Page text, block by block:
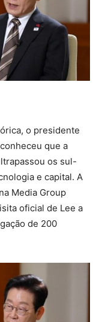
o presidente
que a
os sul-
e capital. A
Media Group
oficial de Lee a
de 200